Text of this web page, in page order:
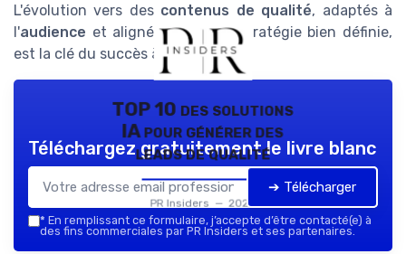
L'évolution vers des contenus de qualité, adaptés à
l'audience et alignés avec une stratégie bien définie,
est la clé du succès à long terme.
TOP 10 des solutions
IA pour générer des
leads de qualité
PR Insiders — 2026
Téléchargez gratuitement le livre blanc
➔ Télécharger
* En remplissant ce formulaire, j’accepte d’être contacté(e) à
des fins commerciales par PR Insiders et ses partenaires.